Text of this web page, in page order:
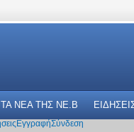
ΤΑ ΝΕΑ THΣ NE.B
ΕγγραφήΣύνδεση